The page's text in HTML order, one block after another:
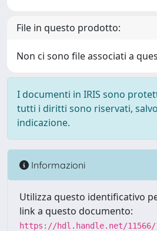
File in questo prodotto:
Non ci sono file associati a
I documenti in IRIS sono
tutti i diritti sono riservati,
indicazione.
Informazioni
Utilizza questo identificativo
link a questo documento:
https://hdl.handle.net/11566/